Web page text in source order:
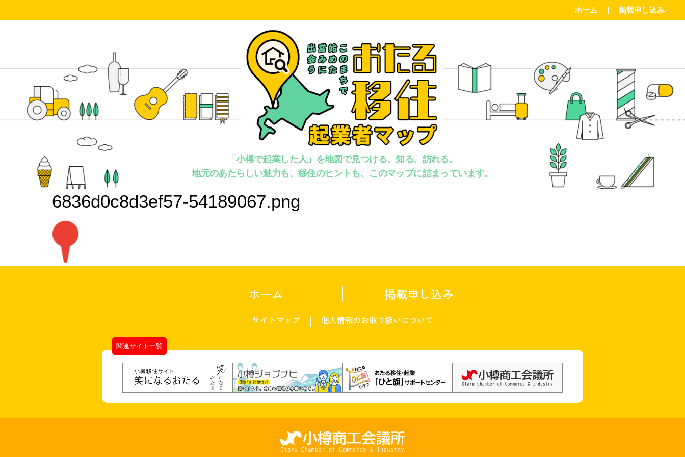
ホーム 掲載申し込み
「小樽で起業した人」を地図で見つける、知る、訪れる。
地元のあたらしい魅力も、移住のヒントも、このマップに詰まっています。
6836d0c8d3ef57-54189067.png
ホーム 掲載申し込み
サイトマップ 個人情報のお取り扱いについて
関連サイト一覧